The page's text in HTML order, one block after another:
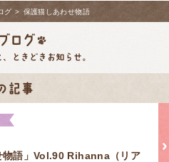
グ > 保護猫しあわせ物語
物語」Vol.90 Rihanna（リア